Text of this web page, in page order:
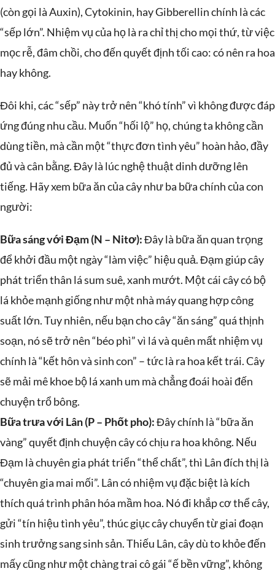
(còn gọi là Auxin), Cytokinin, hay Gibberellin chính là các
“sếp lớn”. Nhiệm vụ của họ là ra chỉ thị cho mọi thứ, từ việc
mọc rễ, đâm chồi, cho đến quyết định tối cao: có nên ra hoa
hay không.
Đôi khi, các “sếp” này trở nên “khó tính” vì không được đáp
ứng đúng nhu cầu. Muốn “hối lộ” họ, chúng ta không cần
dùng tiền, mà cần một “thực đơn tình yêu” hoàn hảo, đầy
đủ và cân bằng. Đây là lúc nghệ thuật dinh dưỡng lên
tiếng. Hãy xem bữa ăn của cây như ba bữa chính của con
người:
Bữa sáng với Đạm (N – Nitơ):Đây là bữa ăn quan trọng
để khởi đầu một ngày “làm việc” hiệu quả. Đạm giúp cây
phát triển thân lá sum suê, xanh mướt. Một cái cây có bộ
lá khỏe mạnh giống như một nhà máy quang hợp công
suất lớn. Tuy nhiên, nếu bạn cho cây “ăn sáng” quá thịnh
soạn, nó sẽ trở nên “béo phì” vì lá và quên mất nhiệm vụ
chính là “kết hôn và sinh con” – tức là ra hoa kết trái. Cây
sẽ mải mê khoe bộ lá xanh um mà chẳng đoái hoài đến
chuyện trổ bông.
Bữa trưa với Lân (P – Phốt pho):Đây chính là “bữa ăn
vàng” quyết định chuyện cây có chịu ra hoa không. Nếu
Đạm là chuyên gia phát triển “thể chất”, thì Lân đích thị là
“chuyên gia mai mối”. Lân có nhiệm vụ đặc biệt là kích
thích quá trình phân hóa mầm hoa. Nó đi khắp cơ thể cây,
gửi “tín hiệu tình yêu”, thúc giục cây chuyển từ giai đoạn
sinh trưởng sang sinh sản. Thiếu Lân, cây dù to khỏe đến
mấy cũng như một chàng trai cô gái “ế bền vững”, không